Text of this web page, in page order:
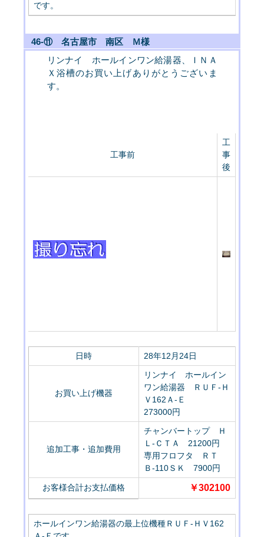
です。
46-⑪ 名古屋市 南区 Ｍ様
リンナイ ホールインワン給湯器、ＩＮＡ
Ｘ浴槽のお買い上げありがとうございま
す。
工事前
工
事
後
日時 28年12月24日
お買い上げ機器
リンナイ ホールイン
ワン給湯器 ＲＵＦ-Ｈ
Ｖ162Ａ-Ｅ
273000円
追加工事・追加費用
チャンバートップ Ｈ
Ｌ-ＣＴＡ 21200円
専用フロフタ ＲＴ
Ｂ-110ＳＫ 7900円
お客様合計お支払価格 ￥302100
ホールインワン給湯器の最上位機種ＲＵＦ-ＨＶ162